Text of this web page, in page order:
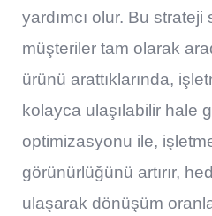
yardımcı olur. Bu
müşteriler tam olarak
ürünü arattıklarında,
kolayca ulaşılabilir hale
optimizasyonu ile,
görünürlüğünü artırır,
ulaşarak dönüşüm